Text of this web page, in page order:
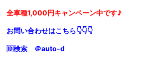
全車種1,000円キャンペーン中です♪
お問い合わせはこちら👇👇👇
🆔検索 ＠auto-d